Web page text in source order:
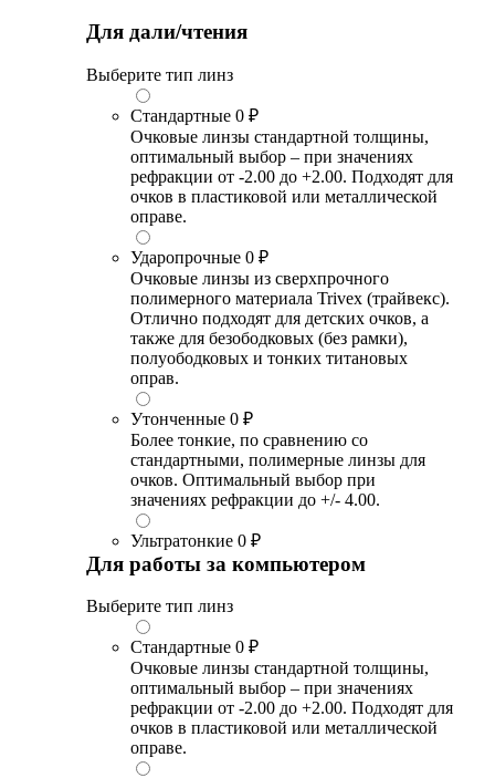
Для дали/чтения
Выберите тип линз
Стандартные 0 ₽
Очковые линзы стандартной толщины,
оптимальный выбор – при значениях
рефракции от -2.00 до +2.00. Подходят для
очков в пластиковой или металлической
оправе.
Ударопрочные 0 ₽
Очковые линзы из сверхпрочного
полимерного материала Trivex (трайвекс).
Отлично подходят для детских очков, а
также для безободковых (без рамки),
полуободковых и тонких титановых
оправ.
Утонченные 0 ₽
Более тонкие, по сравнению со
стандартными, полимерные линзы для
очков. Оптимальный выбор при
значениях рефракции до +/- 4.00.
Ультратонкие 0 ₽
Для работы за компьютером
Выберите тип линз
Стандартные 0 ₽
Очковые линзы стандартной толщины,
оптимальный выбор – при значениях
рефракции от -2.00 до +2.00. Подходят для
очков в пластиковой или металлической
оправе.